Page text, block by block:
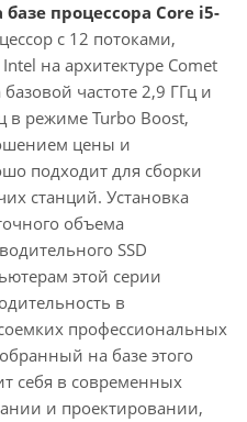
процессора Core i5-
с 12 потоками,
на архитектуре Comet
частоте 2,9 ГГц и
в режиме Turbo Boost,
цены и
подходит для сборки
станций. Установка
объема
SSD
этой серии
в
профессиональных
на базе этого
себя в современных
и проектировании,